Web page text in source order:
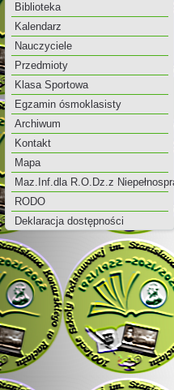
Biblioteka
Kalendarz
Nauczyciele
Przedmioty
Klasa Sportowa
Egzamin ósmoklasisty
Archiwum
Kontakt
Mapa
Maz.Inf.dla R.O.Dz.z
RODO
Deklaracja dostępności